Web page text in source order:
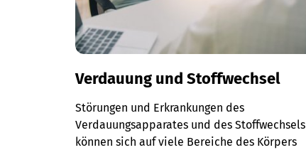
Verdauung und Stoffwechsel
Störungen und Erkrankungen des
Verdauungsapparates und des Stoffwechsels
können sich auf viele Bereiche des Körpers